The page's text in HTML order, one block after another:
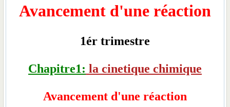
Avancement d'une réaction
1ér trimestre
Chapitre1: la cinetique chimique
Avancement d'une réaction